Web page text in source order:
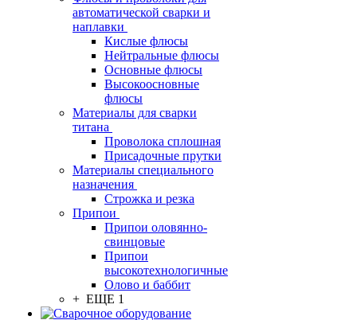
автоматической сварки и
наплавки
Кислые флюсы
Нейтральные флюсы
Основные флюсы
Высокоосновные
флюсы
Материалы для сварки
титана
Проволока сплошная
Присадочные прутки
Материалы специального
назначения
Строжка и резка
Припои
Припои оловянно-
свинцовые
Припои
высокотехнологичные
Олово и баббит
+ ЕЩЕ 1